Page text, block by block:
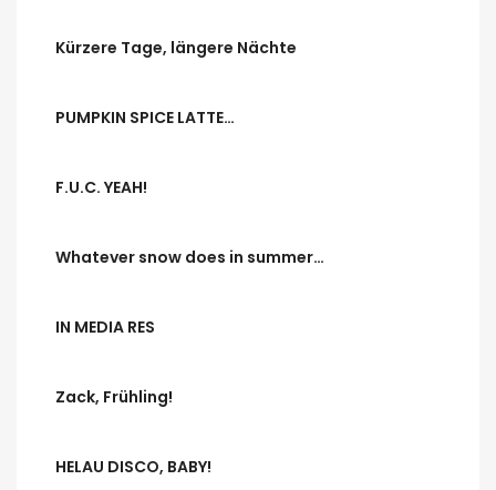
Kürzere Tage, längere Nächte
PUMPKIN SPICE LATTE…
F.U.C. YEAH!
Whatever snow does in summer…
IN MEDIA RES
Zack, Frühling!
HELAU DISCO, BABY!